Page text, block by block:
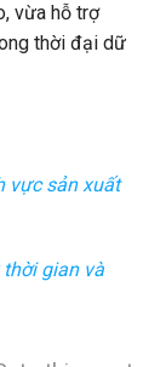
vừa hỗ trợ
thời đại dữ
vực sản xuất
gian và